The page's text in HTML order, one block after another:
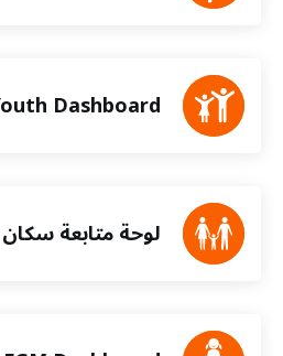
Dashboard
لوحة متابعة سكان